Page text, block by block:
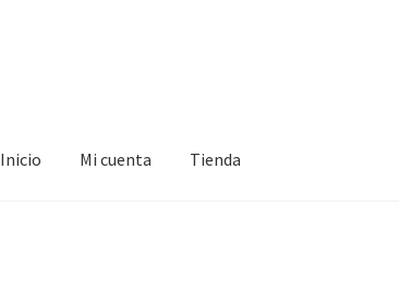
Inicio Mi cuenta Tienda